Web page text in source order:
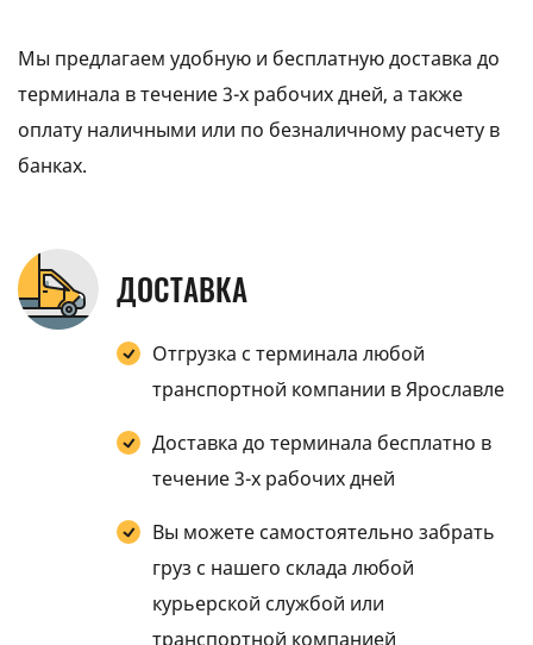
Мы предлагаем удобную и бесплатную доставка до
терминала в течение 3-х рабочих дней, а также
оплату наличными или по безналичному расчету в
банках.
ДОСТАВКА
Отгрузка с терминала любой
транспортной компании в Ярославле
Доставка до терминала бесплатно в
течение 3-х рабочих дней
Вы можете самостоятельно забрать
груз с нашего склада любой
курьерской службой или
транспортной компанией